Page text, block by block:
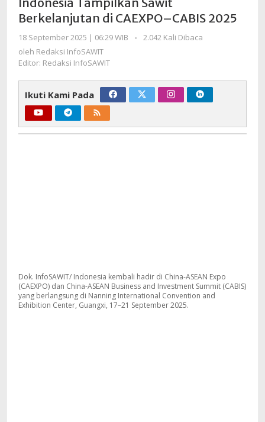
di
CAEXPO–
CABIS
Berkelanjutan di CAEXPO–CABIS 2025
18 September 2025 | 06:29 WIB
oleh
-
2.042 Kali Dibaca
oleh Redaksi InfoSAWIT
Editor: Redaksi InfoSAWIT
Ikuti Kami Pada
Dok. InfoSAWIT/ Indonesia kembali hadir di China-ASEAN Expo
(CAEXPO) dan China-ASEAN Business and Investment Summit (CABIS)
yang berlangsung di Nanning International Convention and
Exhibition Center, Guangxi, 17–21 September 2025.